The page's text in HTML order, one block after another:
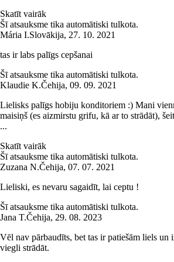
Skatīt vairāk
Šī atsauksme tika automātiski tulkota.
Mária I.Slovākija, 27. 10. 2021
tas ir labs palīgs cepšanai
Šī atsauksme tika automātiski tulkota.
Klaudie K.Čehija, 09. 09. 2021
Lielisks palīgs hobiju konditoriem :) Mani
maisiņš (es aizmirstu grifu, kā ar to strādāt),
...
Skatīt vairāk
Šī atsauksme tika automātiski tulkota.
Zuzana N.Čehija, 07. 07. 2021
Lieliski, es nevaru sagaidīt, lai ceptu !
Šī atsauksme tika automātiski tulkota.
Jana T.Čehija, 29. 08. 2023
Vēl nav pārbaudīts, bet tas ir patiešām liels un
viegli strādāt.